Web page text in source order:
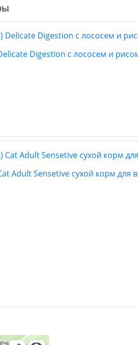
Digestion с лососем и
Adult Sensetive сухой корм